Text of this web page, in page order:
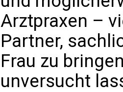
Arztpraxen –
Partner,
Frau zu
unversucht